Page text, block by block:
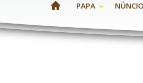
PAPA NÚNCIO